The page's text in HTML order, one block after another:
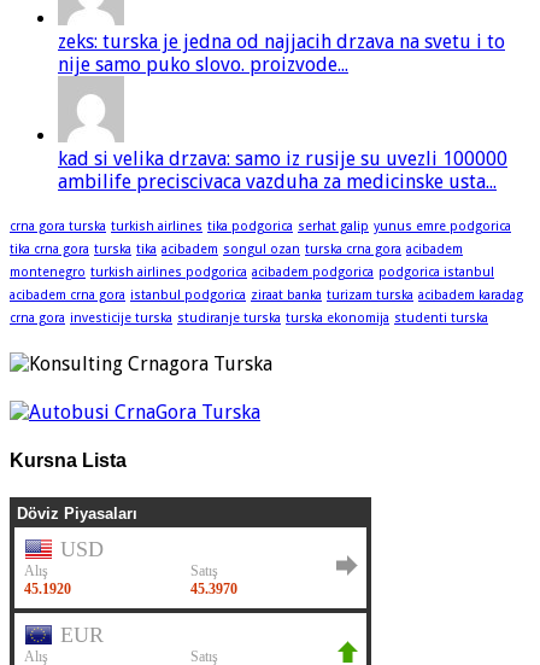
zeks: turska je jedna od najjacih drzava na svetu i to
nije samo puko slovo. proizvode...
kad si velika drzava: samo iz rusije su uvezli 100000
ambilife preciscivaca vazduha za medicinske usta...
crna gora turska turkish airlines tika podgorica serhat galip yunus emre podgorica
tika crna gora turska tika acibadem songul ozan turska crna gora acibadem
montenegro turkish airlines podgorica acibadem podgorica podgorica istanbul
acibadem crna gora istanbul podgorica ziraat banka turizam turska acibadem karadag
crna gora investicije turska studiranje turska turska ekonomija studenti turska
Kursna Lista